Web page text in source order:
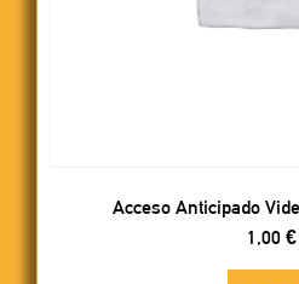
Acceso Anticipado
1,00 €